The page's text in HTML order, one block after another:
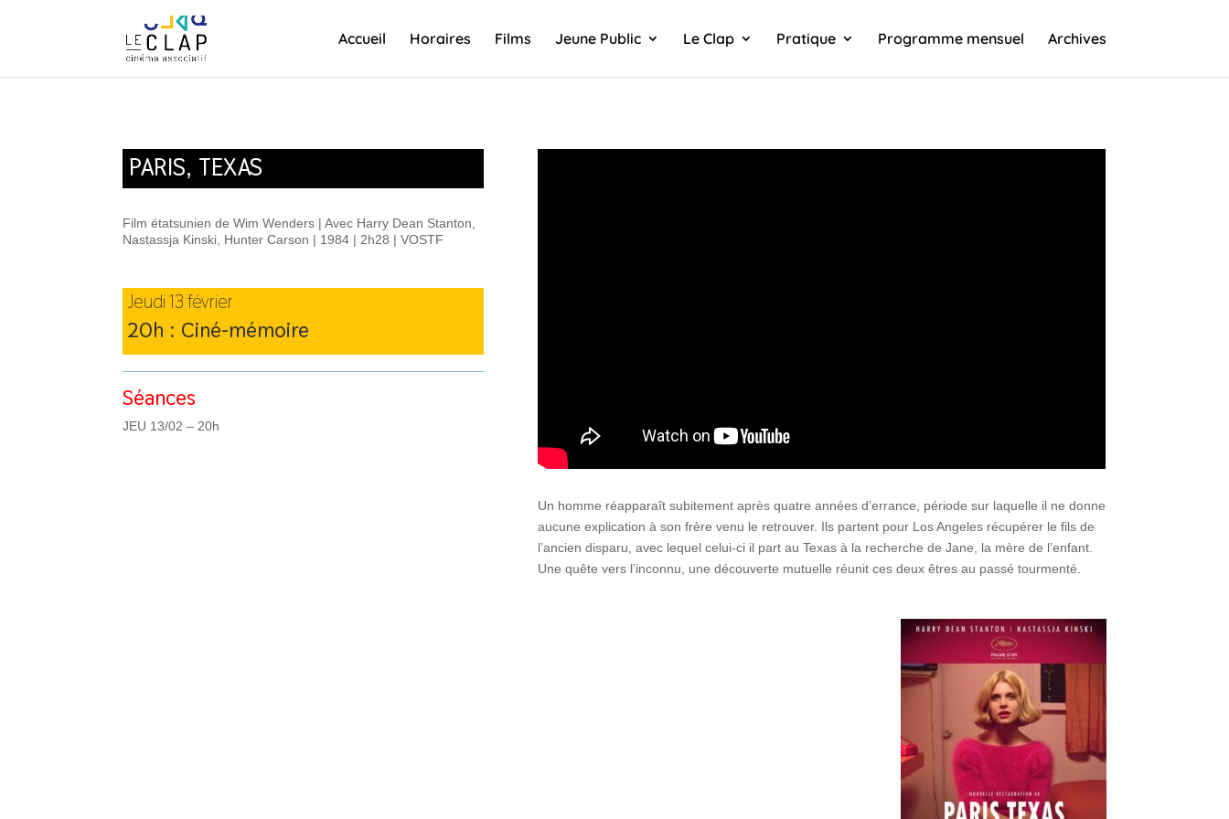
Accueil Horaires Films Jeune Public Le Clap Pratique Programme mensuel Archives
PARIS, TEXAS
Film étatsunien de Wim Wenders | Avec Harry Dean Stanton,
Nastassja Kinski, Hunter Carson | 1984 | 2h28 | VOSTF
Jeudi 13 février
20h : Ciné-mémoire
Séances
JEU 13/02 – 20h
Un homme réapparaît subitement après quatre années d’errance, période sur laquelle il ne donne
aucune explication à son frère venu le retrouver. Ils partent pour Los Angeles récupérer le fils de
l’ancien disparu, avec lequel celui-ci il part au Texas à la recherche de Jane, la mère de l’enfant.
Une quête vers l’inconnu, une découverte mutuelle réunit ces deux êtres au passé tourmenté.